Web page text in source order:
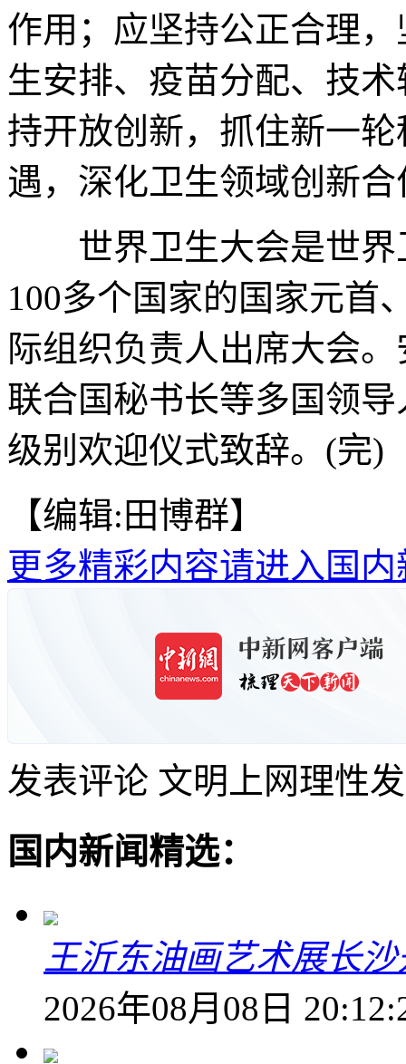
作用；应坚持公正合理
生安排、疫苗分配、技
持开放创新，抓住新一
遇，深化卫生领域创新合
世界卫生大会是世界
100多个国家的国家元首
际组织负责人出席大会
联合国秘书长等多国领
级别欢迎仪式致辞。(完)
【编辑:田博群】
更多精彩内容请进入国内
发表评论 文明上网理性
国内新闻精选：
王沂东油画艺术展长
2026年08月08日